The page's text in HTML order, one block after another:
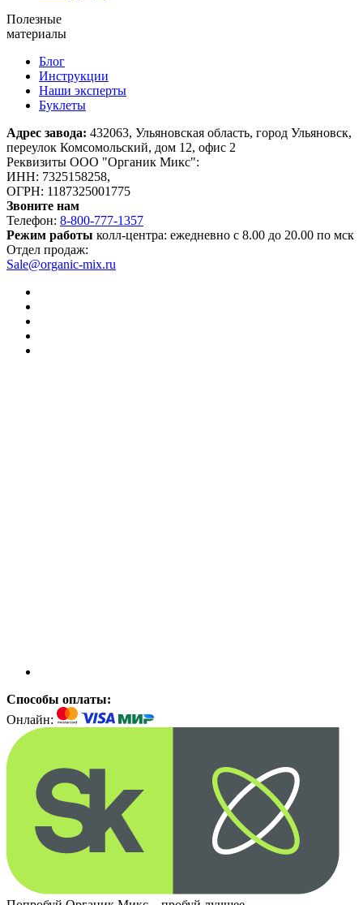
Полезные
материалы
Блог
Инструкции
Наши эксперты
Буклеты
Адрес завода: 432063, Ульяновская область, город Ульяновск,
переулок Комсомольский, дом 12, офис 2
Реквизиты ООО "Органик Микс":
ИНН: 7325158258,
ОГРН: 1187325001775
Звоните нам
Телефон: 8-800-777-1357
Режим работы колл-центра: ежедневно с 8.00 до 20.00 по мск
Отдел продаж:
Sale@organic-mix.ru
Способы оплаты:
Онлайн: